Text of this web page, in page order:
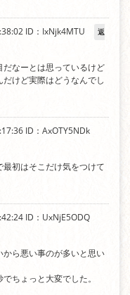
ID：IxNjk4MTU
返
なーとは思っているけど
けど実際はどうなんでし
ID：AxOTY5NDk
初はそこだけ気をつけて
ID：UxNjE5ODQ
ら悪い事のが多いと思い
ちょっと大変でした。